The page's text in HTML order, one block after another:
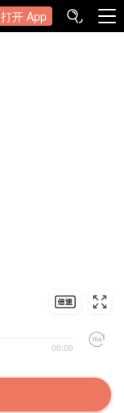
打开 App
00:00